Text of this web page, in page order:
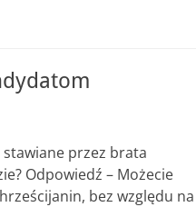
stawiane przez brata
Odpowiedź – Możecie
bez względu na